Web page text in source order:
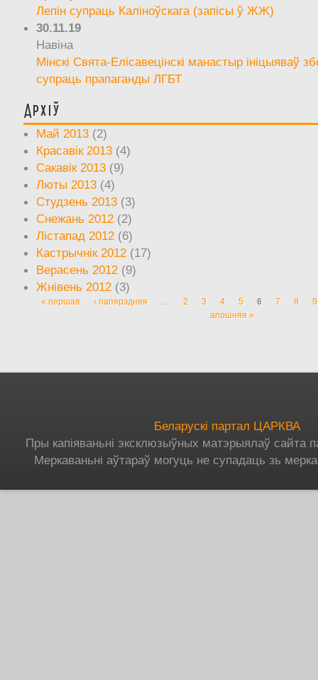
Лепін супраць Каліноўскага (запісы ў ЖЖ)
30.11.19
Навіна
Мінскі Свята-Елісавецінскі манастыр ініцыяваў
супраць прапаганды ЛГБТ
Архіў
Май 2013 (2)
Красавік 2013 (4)
Сакавік 2013 (9)
Люты 2013 (4)
Студзень 2013 (3)
Снежань 2012 (2)
Лістапад 2012 (6)
Кастрычнік 2012 (17)
Верасень 2012 (9)
Жнівень 2012 (3)
Старонкі
« першая ‹ папярэдняя … 2 3 4 5 6 7 8
9
апошняя »
Беларускі партал ЦАРКВА
Пры капіяваньні эксклюзыўных матэрыялаў сайта
Меркаваньні аўтараў могуць не супадаць зь